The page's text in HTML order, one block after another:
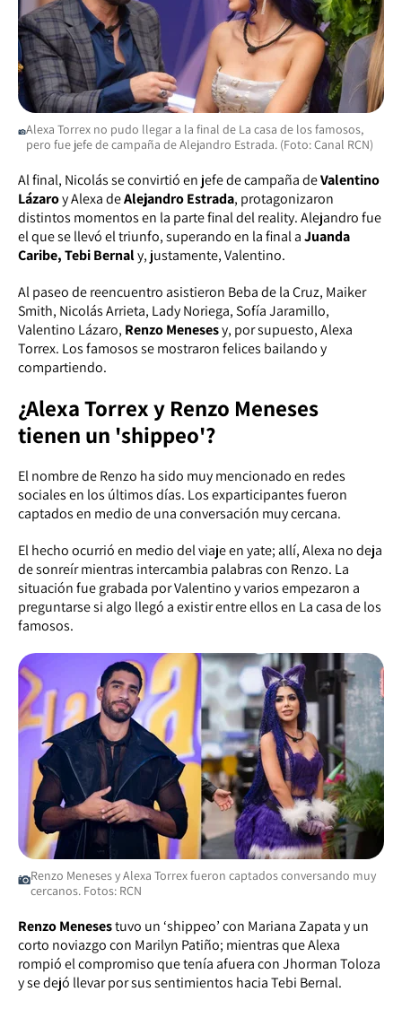
Alexa Torrex no pudo llegar a la final de La casa de los famosos,
pero fue jefe de campaña de Alejandro Estrada. (Foto: Canal RCN)
Al final, Nicolás se convirtió en jefe de campaña deValentino
Lázaroy Alexa deAlejandro Estrada, protagonizaron
distintos momentos en la parte final del reality. Alejandro fue
el que se llevó el triunfo, superando en la final aJuanda
Caribe, Tebi Bernaly, justamente, Valentino.
Al paseo de reencuentro asistieron Beba de la Cruz, Maiker
Smith, Nicolás Arrieta, Lady Noriega, Sofía Jaramillo,
Valentino Lázaro, Renzo Menesesy, por supuesto, Alexa
Torrex. Los famosos se mostraron felices bailando y
compartiendo.
¿Alexa Torrex y Renzo Meneses
tienen un 'shippeo'?
El nombre de Renzo ha sido muy mencionado en redes
sociales en los últimos días. Los exparticipantes fueron
captados en medio de una conversación muy cercana.
El hecho ocurrió en medio del viaje en yate; allí, Alexa no deja
de sonreír mientras intercambia palabras con Renzo. La
situación fue grabada por Valentino y varios empezaron a
preguntarse si algo llegó a existir entre ellos en La casa de los
famosos.
Renzo Meneses y Alexa Torrex fueron captados conversando muy
cercanos. Fotos: RCN
Renzo Menesestuvo un ‘shippeo’ con Mariana Zapata y un
corto noviazgo con Marilyn Patiño; mientras que Alexa
rompió el compromiso que tenía afuera con Jhorman Toloza
y se dejó llevar por sus sentimientos hacia Tebi Bernal.